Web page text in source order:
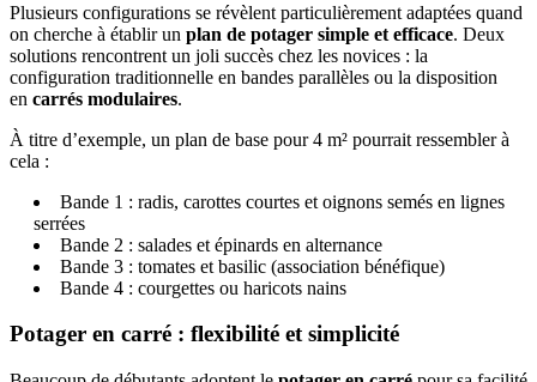
Plusieurs configurations se révèlent particulièrement adaptées quand
on cherche à établir un plan de potager simple et efficace. Deux
solutions rencontrent un joli succès chez les novices : la
configuration traditionnelle en bandes parallèles ou la disposition
en carrés modulaires.
À titre d’exemple, un plan de base pour 4 m² pourrait ressembler à
cela :
Bande 1 : radis, carottes courtes et oignons semés en lignes
serrées
Bande 2 : salades et épinards en alternance
Bande 3 : tomates et basilic (association bénéfique)
Bande 4 : courgettes ou haricots nains
Potager en carré : flexibilité et simplicité